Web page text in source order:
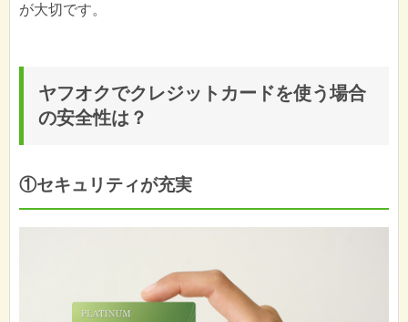
が大切です。
ヤフオクでクレジットカードを使う場合
の安全性は？
①セキュリティが充実